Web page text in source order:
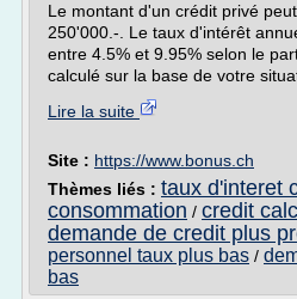
Le montant d'un crédit privé
250'000.-. Le taux d'intérêt
entre 4.5% et 9.95% selon le
calculé sur la base de votre
Lire la suite
Site : https://www.bonus.ch
Thèmes liés : taux d'interet
consommation / credit
demande de credit plus
personnel taux plus bas /
bas